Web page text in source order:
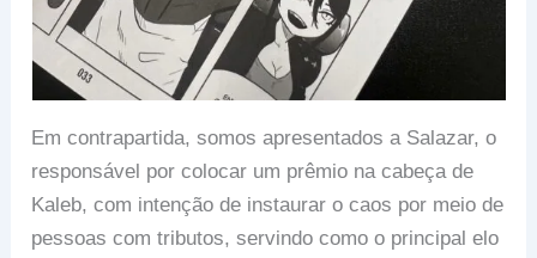
Em contrapartida, somos apresentados a Salazar, o
responsável por colocar um prêmio na cabeça de
Kaleb, com intenção de instaurar o caos por meio de
pessoas com tributos, servindo como o principal elo